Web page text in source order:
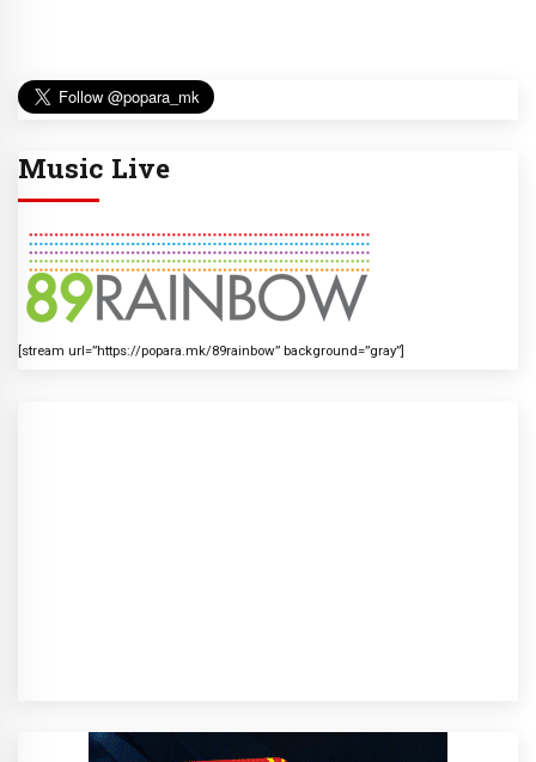
Music Live
[stream url=”https://popara.mk/89rainbow” background=”gray”]